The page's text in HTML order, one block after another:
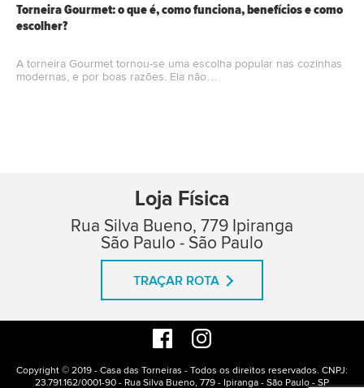
Torneira Gourmet: o que é, como funciona, benefícios e como
escolher?
A torneira Gourmet tornou-se uma escolha popular nas cozinhas
modernas, e por boas razões. Ela não…
Loja Física
Rua Silva Bueno, 779 Ipiranga
São Paulo - São Paulo
TRAÇAR ROTA
Copyright © 2019 - Casa das Torneiras - Todos os direitos reservados. CNPJ:
23.791.162/0001-90 - Rua Silva Bueno, 779 - Ipiranga - São Paulo - SP